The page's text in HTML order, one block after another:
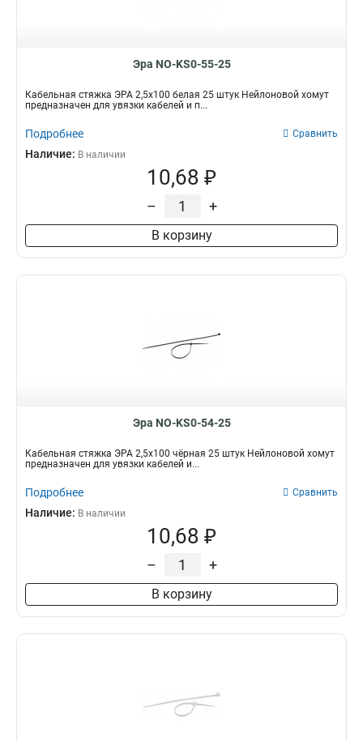
Эра NO-KS0-55-25
Кабельная стяжка ЭРА 2,5х100 белая 25 штук Нейлоновой хомут
предназначен для увязки кабелей и п...
Подробнее Сравнить
Наличие: В наличии
10,68 ₽
– +
В корзину
Эра NO-KS0-54-25
Кабельная стяжка ЭРА 2,5х100 чёрная 25 штук Нейлоновой хомут
предназначен для увязки кабелей и...
Подробнее Сравнить
Наличие: В наличии
10,68 ₽
– +
В корзину